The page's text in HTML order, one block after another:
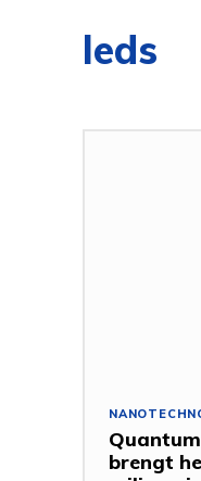
leds
brengt